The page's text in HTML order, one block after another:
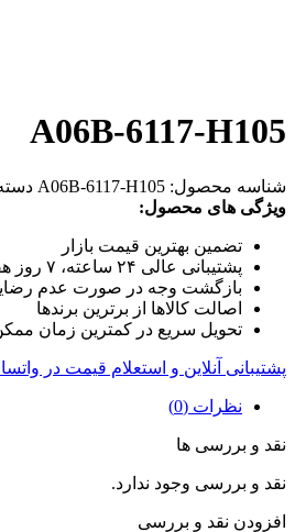
A06B-6117-H105
شناسه محصول: A06B-6117-H105
ویژگی های محصول:
تضمین بهترین قیمت بازار
پشتیبانی عالی ۲۴ ساعته، ۷ روز هفته
بازگشت وجه در صورت عدم
اصالت کالاها از برترین برندها
تحویل سریع در کمترین زمان
پشتیبانی آنلاین و استعلام قیمت در
نظرات (0)
نقد و بررسی ها
نقد و بررسی وجود ندارد.
افزودن نقد و بررسی